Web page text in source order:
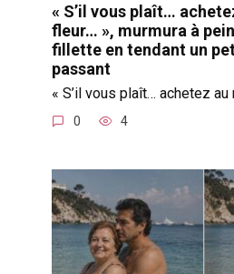
« S’il vous plaît…
fleur… », murmura à
fillette en tendant un
passant
« S’il vous plaît… achetez
0 4